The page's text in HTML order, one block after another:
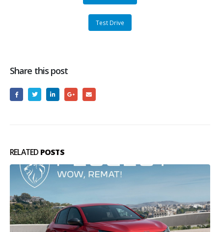
Test Drive
Share this post
RELATED POSTS